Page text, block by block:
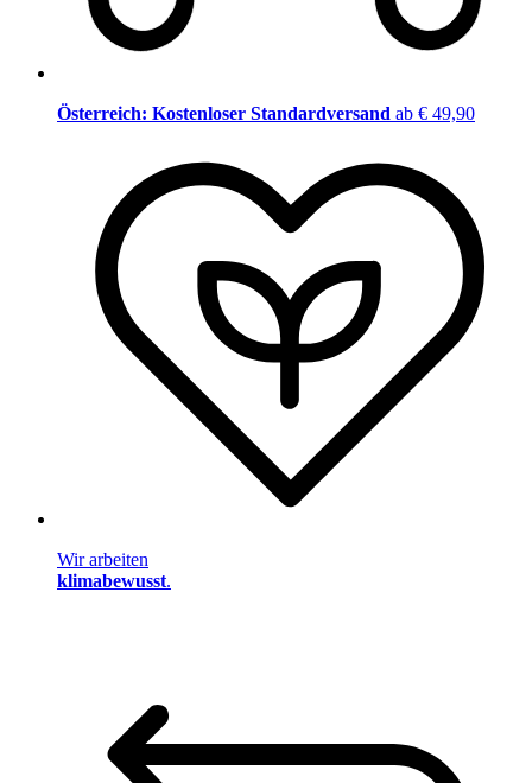
Österreich: Kostenloser Standardversand ab € 49,90
Wir arbeiten
klimabewusst.